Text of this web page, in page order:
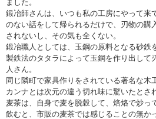
ました。
鍛冶師さんは、いつも私の工房にやって来
のない話をして帰られるだけで、刃物の購
されないし、その気も全くない。
鍛冶職人としては、玉鋼の原料となる砂鉄
製鉄法のタタラによって玉鋼を作り出して
人さん。
同じ隣町で家具作りをされている著名な木
カンナとは次元の違う切れ味に驚いたとさ
麦茶は、自身で麦を脱穀して、焙烙で炒っ
飲むと、市販の麦茶では感じることの無か